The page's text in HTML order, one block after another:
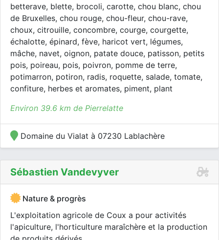
betterave, blette, brocoli, carotte, chou blanc, chou
de Bruxelles, chou rouge, chou-fleur, chou-rave,
choux, citrouille, concombre, courge, courgette,
échalotte, épinard, fève, haricot vert, légumes,
mâche, navet, oignon, patate douce, patisson, petits
pois, poireau, pois, poivron, pomme de terre,
potimarron, potiron, radis, roquette, salade, tomate,
confiture, herbes et aromates, piment, plant
Environ 39.6 km de Pierrelatte
Domaine du Vialat à 07230 Lablachère
Sébastien Vandevyver
Nature & progrès
L'exploitation agricole de Coux a pour activités
l'apiculture, l'horticulture maraîchère et la production